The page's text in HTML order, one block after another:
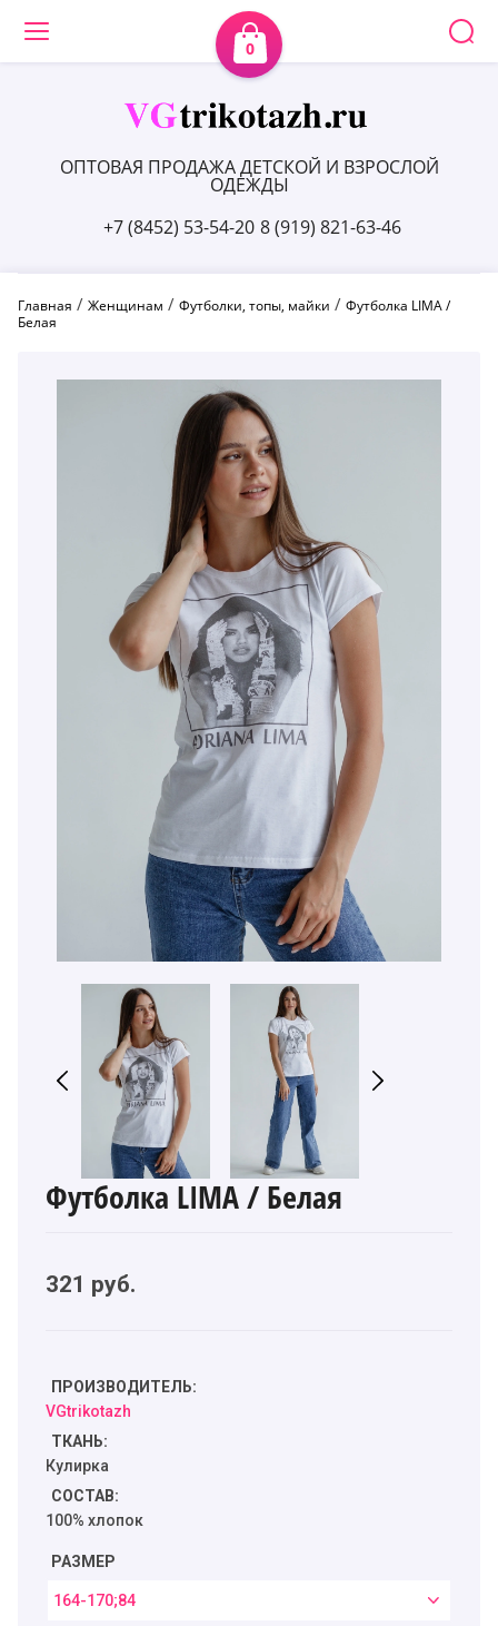
0
+7 (8452) 53-54-20 8 (919) 821-63-46
ОПТОВАЯ ПРОДАЖА ДЕТСКОЙ И ВЗРОСЛОЙ
ОДЕЖДЫ
Главная / Женщинам / Футболки, топы, майки / Футболка LIMA /
Белая
Футболка LIMA / Белая
321 руб.
ПРОИЗВОДИТЕЛЬ:
VGtrikotazh
ТКАНЬ:
Кулирка
СОСТАВ:
100% хлопок
РАЗМЕР
164-170;84